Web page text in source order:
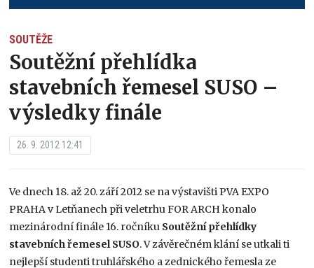
SOUTĚŽE
Soutěžní přehlídka
stavebních řemesel SUSO –
výsledky finále
26. 9. 2012 12:41
Ve dnech 18. až 20. září 2012 se na výstavišti PVA EXPO
PRAHA v Letňanech při veletrhu FOR ARCH konalo
mezinárodní finále 16. ročníku Soutěžní přehlídky
stavebních řemesel SUSO. V závěrečném klání se utkali ti
nejlepší studenti truhlářského a zednického řemesla ze